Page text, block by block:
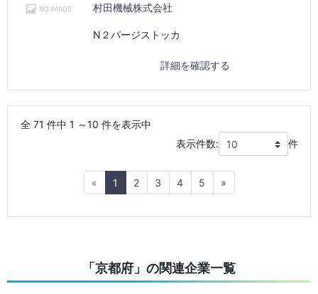
村田機械株式会社
N２パージストッカ
詳細を確認する
全 71 件中 1 ～10 件を表示中
表示件数:
件
« Previous
1 2 3 4 5 »
「京都府」の関連企業一覧